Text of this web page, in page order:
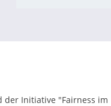
der Initiative "Fairness im